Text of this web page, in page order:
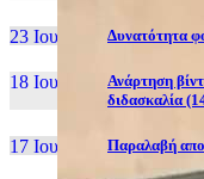
23 Ιουν, 26 Δυνατότητα
18 Ιουν, 26
Ανάρτηση
διδασκαλία
17 Ιουν, 26 Παραλαβή